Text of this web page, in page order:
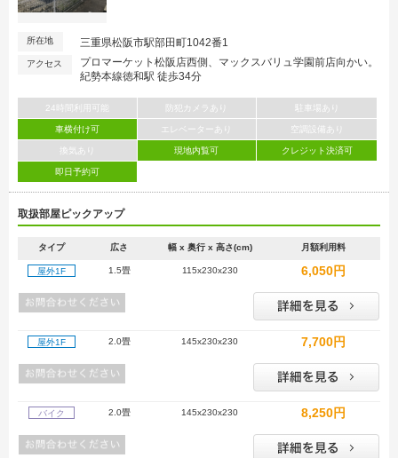
所在地 三重県松阪市駅部田町1042番1
アクセス
プロマーケット松阪店西側、マックスバリュ学園前店向かい。
紀勢本線徳和駅 徒歩34分
24時間利用可能 防犯カメラあり 駐車場あり
車横付け可 エレベーターあり 空調設備あり
換気あり 現地内覧可 クレジット決済可
即日予約可
取扱部屋ピックアップ
タイプ 広さ 幅 x 奥行 x 高さ(cm) 月額利用料
屋外1F 1.5畳 115x230x230 6,050円
屋外1F 2.0畳 145x230x230 7,700円
バイク 2.0畳 145x230x230 8,250円